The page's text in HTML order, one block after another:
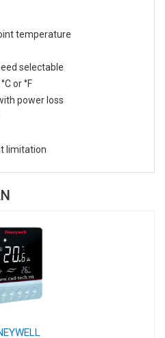
temperature
selectable
or °F
power loss
limitation